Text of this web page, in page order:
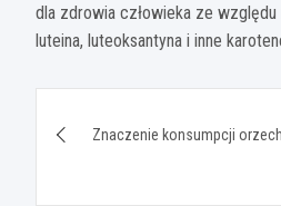
dla zdrowia człowieka ze
luteina, luteoksantyna i inne
wpisu
Znaczenie konsumpcji